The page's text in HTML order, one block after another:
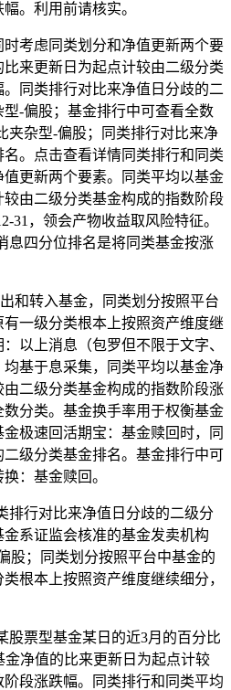
。利用前请核实。
考虑同类划分和净值更新两个要
来更新日为起点计较由二级分类
同类排行对比来净值日分歧的二
-偏股；基金排行中可查看全数
夹杂型-偏股；同类排行对比来净
。点击查看详情同类排行和同类
更新两个要素。同类平均以基金
由二级分类基金构成的指数阶段
31，领会产物收益取风险特征。
息四分位排名是将同类基金按涨
转入基金，同类划分按照平台
一级分类根本上按照资产维度继
以上消息（包罗但不限于文字、
基于息采集，同类平均以基金净
二级分类基金构成的指数阶段涨
分类。基金换手率用于权衡基金
极速回活期宝：基金赎回时，同
级分类基金排名。基金排行中可
：基金赎回。
行对比来净值日分歧的二级分
系证监会核准的基金发卖机构
股；同类划分按照平台中基金的
根本上按照资产维度继续细分，
票型基金某日的近3月的百分比
金净值的比来更新日为起点计较
段涨跌幅。同类排行和同类平均